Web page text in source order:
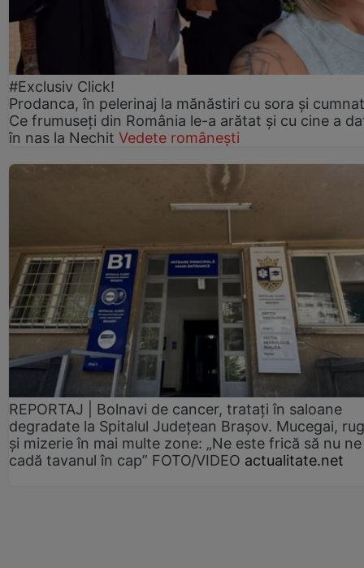
#Exclusiv Click!
Prodanca, în pelerinaj la mănăstiri cu sora și
Ce frumuseți din România le-a arătat și cu cine a
în nas la Nechit Vedete românești
REPORTAJ | Bolnavi de cancer, tratați în saloane
degradate la Spitalul Județean Brașov. Mucegai,
și mizerie în mai multe zone: „Ne este frică să nu ne
cadă tavanul în cap” FOTO/VIDEO actualitate.net